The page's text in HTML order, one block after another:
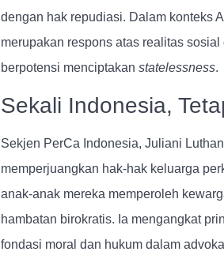
dengan hak repudiasi. Dalam konteks
merupakan respons atas realitas
berpotensi menciptakan statelessness.
Sekali Indonesia,
Sekjen PerCa Indonesia, Juliani Luthan
memperjuangkan hak-hak keluarga
anak-anak mereka memperoleh
hambatan birokratis. Ia mengangkat
fondasi moral dan hukum dalam